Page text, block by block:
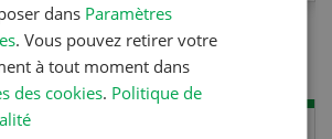
dans Paramètres
. Vous pouvez retirer votre
à tout moment dans
des cookies. Politique de